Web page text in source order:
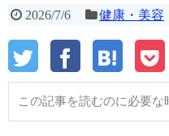
2026/7/6 健康・美容
この記事を読むのに必要な